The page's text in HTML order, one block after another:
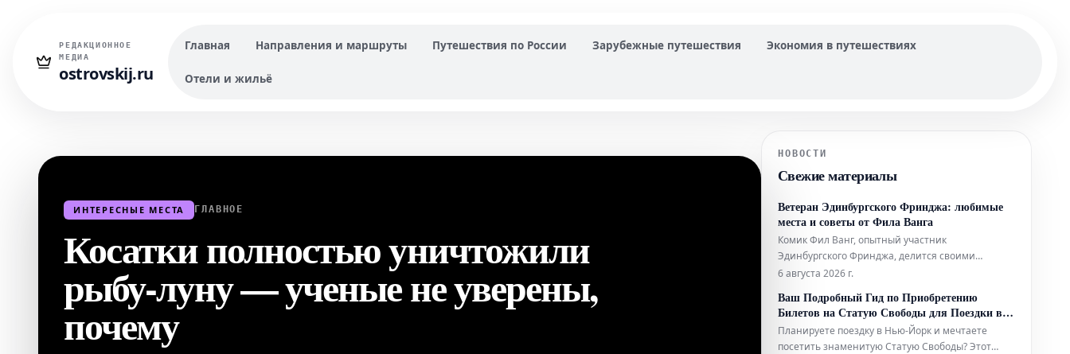
РЕДАКЦИОННОЕ
МЕДИА
ostrovskij.ru
Главная Направления и маршруты Путешествия по России Зарубежные путешествия Экономия в путешествиях
Отели и жильё
ИНТЕРЕСНЫЕ МЕСТА ГЛАВНОЕ
Косатки полностью уничтожили
рыбу-луну — ученые не уверены,
почему
НОВОСТИ
Свежие материалы
Ветеран Эдинбургского Фринджа: любимые
места и советы от Фила Ванга
Комик Фил Ванг, опытный участник
Эдинбургского Фринджа, делится своими
личными рекомендациями, где вкусно поесть и
указывает на лучшие шоу, билеты на которые
еще можно забронировать.
6 августа 2026 г.
Ваш Подробный Гид по Приобретению
Билетов на Статую Свободы для Поездки в
Нью-Йорк
Планируете поездку в Нью-Йорк и мечтаете
посетить знаменитую Статую Свободы? Этот